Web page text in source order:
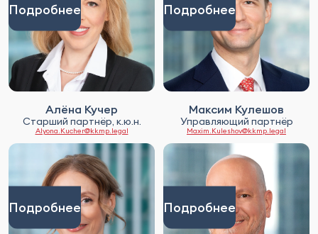
Подробнее
Алёна Кучер
Старший партнёр, к.ю.н.
Alyona.Kucher@kkmp.legal
Подробнее
Максим Кулешов
Управляющий партнёр
Maxim.Kuleshov@kkmp.legal
Подробнее Подробнее